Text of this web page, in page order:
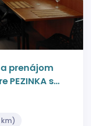
prenájom
PEZINKA s